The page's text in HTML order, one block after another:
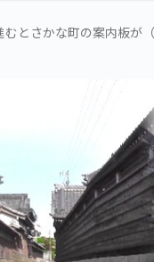
とさかな町の案内板が